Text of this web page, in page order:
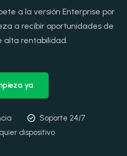
a la versión Enterprise por
a recibir oportunidades de
alta rentabilidad.
ya
Soporte 24/7
dispositivo